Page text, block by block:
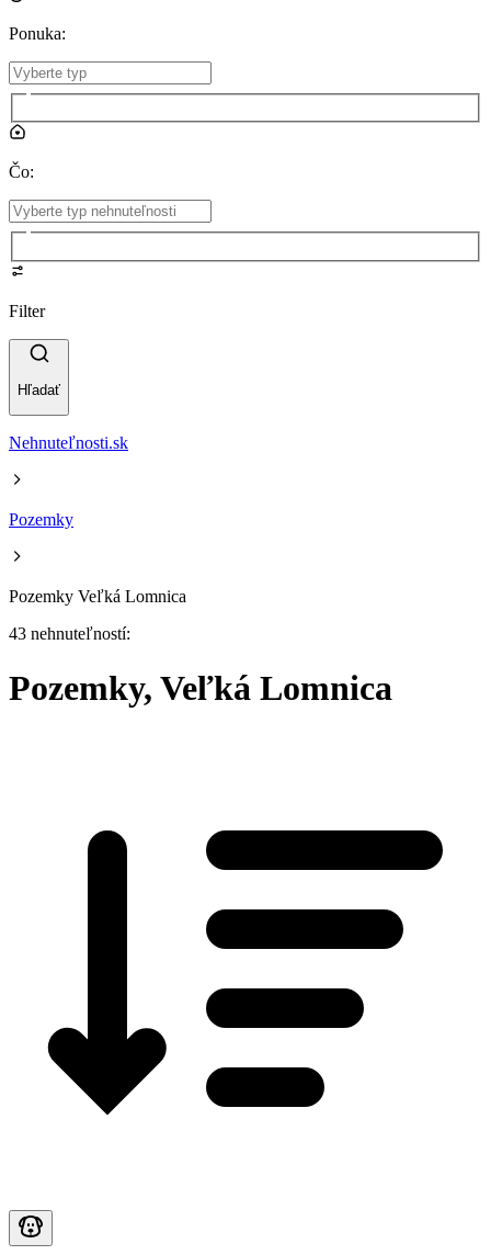
Ponuka:
Čo:
Filter
Hľadať
Nehnuteľnosti.sk
Pozemky
Pozemky Veľká Lomnica
43 nehnuteľností:
Pozemky, Veľká Lomnica